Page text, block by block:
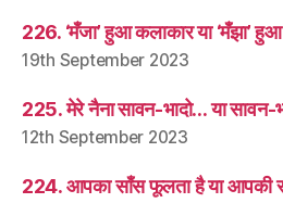
226. ‘मँजा’ हुआ कलाकार या ‘मँझा’
19th September 2023
225. मेरे नैना सावन-भादो… या सावन-
12th September 2023
224. आपका साँस फूलता है या आपकी